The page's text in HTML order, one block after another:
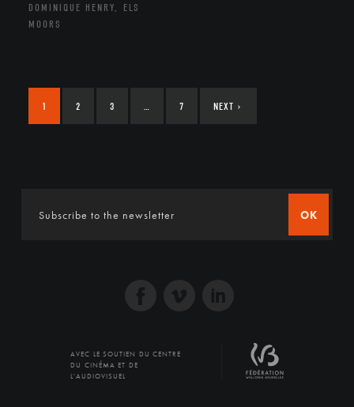
DOMINIQUE HENRY, ELS
MOORS
1 2 3 … 7 NEXT ›
OK
AVEC LE SOUTIEN DU CENTRE
DU CINÉMA ET DE
L'AUDIOVISUEL